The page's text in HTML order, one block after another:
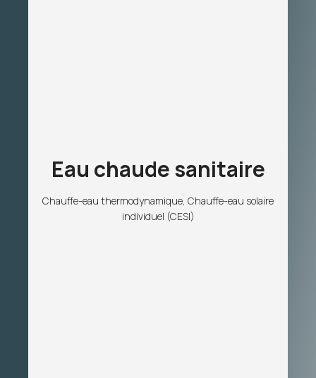
Eau chaude sanitaire
Chauffe-eau thermodynamique, Chauffe-eau solaire
individuel (CESI)